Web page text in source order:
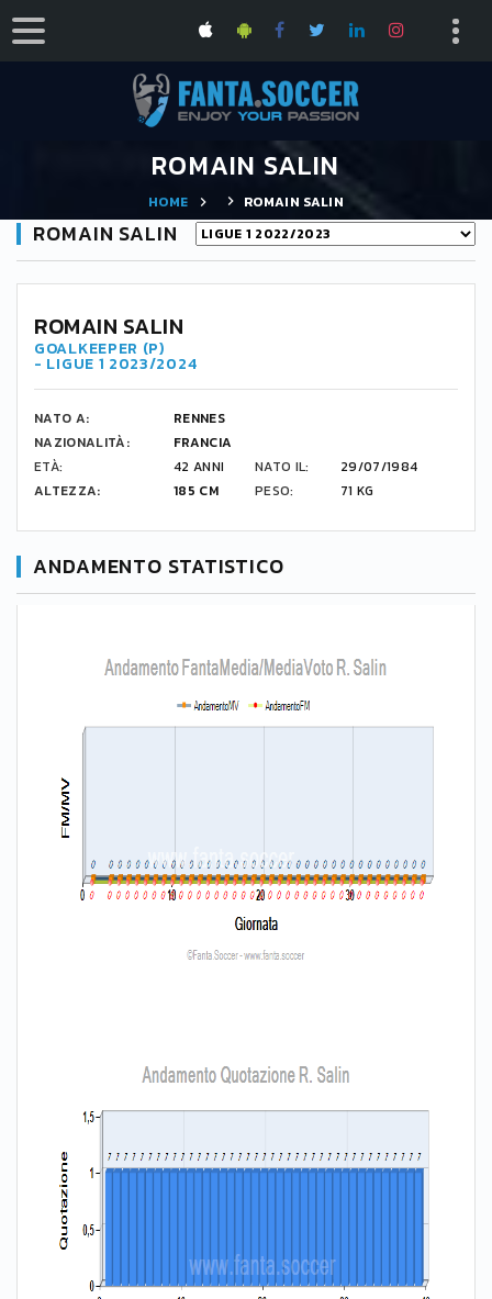
ROMAIN SALIN
HOME ROMAIN SALIN
ROMAIN SALIN
ROMAIN SALIN
GOALKEEPER (P)
- LIGUE 1 2023/2024
NATO A:
RENNES
NAZIONALITÀ:
FRANCIA
ETÀ:
42 ANNI NATO IL:
29/07/1984
ALTEZZA:
185 CM PESO: 71 KG
ANDAMENTO STATISTICO